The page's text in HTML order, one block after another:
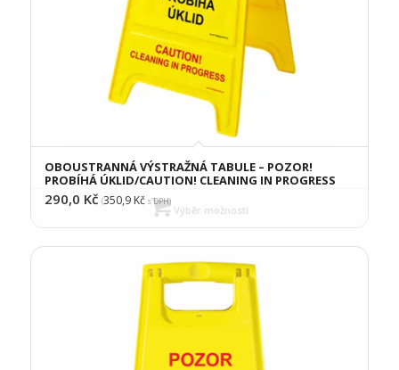
OBOUSTRANNÁ VÝSTRAŽNÁ TABULE – POZOR!
PROBÍHÁ ÚKLID/CAUTION! CLEANING IN PROGRESS
290,0 Kč (350,9Kčs DPH)
Výběr možností